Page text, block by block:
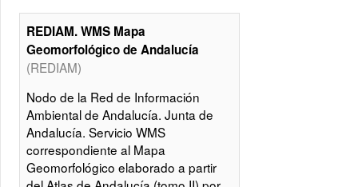
REDIAM. WMS Mapa
Geomorfológico de Andalucía
(REDIAM)
Nodo de la Red de Información
Ambiental de Andalucía. Junta de
Andalucía. Servicio WMS
correspondiente al Mapa
Geomorfológico elaborado a partir